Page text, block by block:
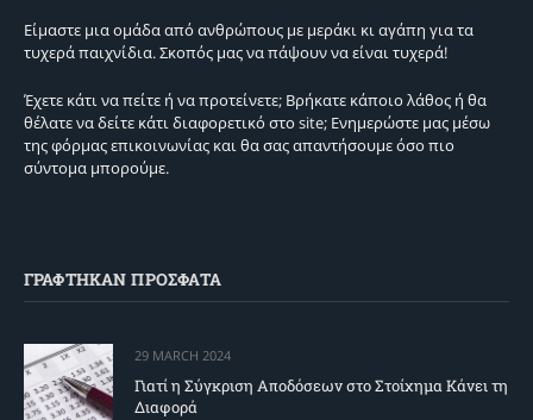
Είμαστε μια ομάδα από ανθρώπους με μεράκι κι αγάπη για τα
τυχερά παιχνίδια. Σκοπός μας να πάψουν να είναι τυχερά!
Έχετε κάτι να πείτε ή να προτείνετε; Βρήκατε κάποιο λάθος ή θα
θέλατε να δείτε κάτι διαφορετικό στο site; Ενημερώστε μας μέσω
της φόρμας επικοινωνίας και θα σας απαντήσουμε όσο πιο
σύντομα μπορούμε.
ΓΡΑΦΤΗΚΑΝ ΠΡΟΣΦΑΤΑ
29 MARCH 2024
Γιατί η Σύγκριση Αποδόσεων στο Στοίχημα Κάνει τη
Διαφορά